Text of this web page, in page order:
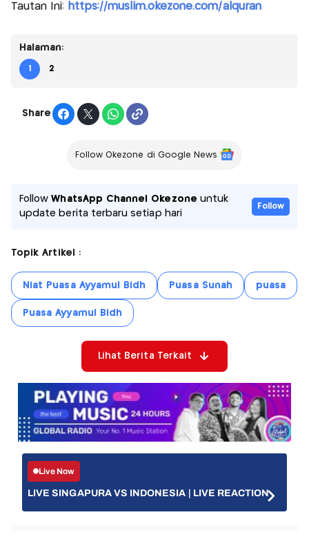
Tautan Ini: https://muslim.okezone.com/alquran
Halaman:
1 2
Share
Follow Okezone di Google News
FollowWhatsApp Channel Okezone untuk
update berita terbaru setiap hari
Follow
Topik Artikel :
Niat Puasa Ayyamul Bidh Puasa Sunah puasa
Puasa Ayyamul Bidh
Lihat Berita Terkait
Live Now
LIVE SINGAPURA VS INDONESIA | LIVE REACTION